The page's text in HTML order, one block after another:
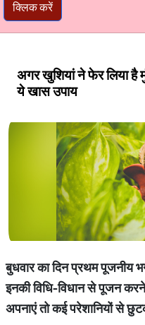
क्लिक करें
अगर खुशियां ने फेर लिया है
ये खास उपाय
बुधवार का दिन प्रथम पूजनीय
इनकी विधि-विधान से पूजन
अपनाएं तो कई परेशानियों से